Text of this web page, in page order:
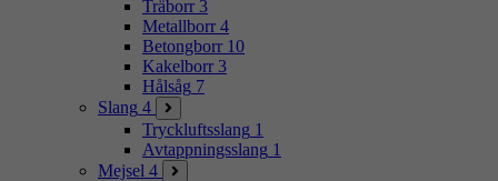
Träborr 3
Metallborr 4
Betongborr 10
Kakelborr 3
Hålsåg 7
Slang 4
Tryckluftsslang 1
Avtappningsslang 1
Mejsel 4